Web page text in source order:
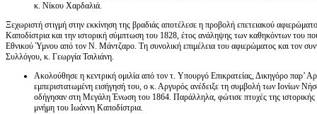
κ. Νίκου Χαρδαλιά.
Ξεχωριστή στιγμή στην εκκίνηση της βραδιάς αποτέλεσε η προβολή επετειακού
Καποδίστρια και την ιστορική σύμπτωση του 1828, έτος ανάληψης των καθηκόντων του
Εθνικού Ύμνου από τον Ν. Μάντζαρο. Τη συνολική επιμέλεια του αφιερώματος και τον
Συλλόγου, κ. Γεωργία Τσιλιάνη.
Ακολούθησε η κεντρική ομιλία από τον τ. Υπουργό Επικρατείας, Δικηγόρο
εμπεριστατωμένη εισήγησή του, ο κ. Αργυρός ανέδειξε τη συμβολή των Ιονίων
οδήγησαν στη Μεγάλη Ένωση του 1864. Παράλληλα, φώτισε πτυχές της ιστορικής
μνήμη του Ιωάννη Καποδίστρια.